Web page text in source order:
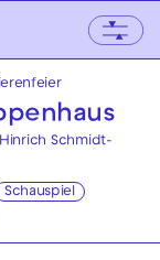
springen
Schmidt-
Schauspiel